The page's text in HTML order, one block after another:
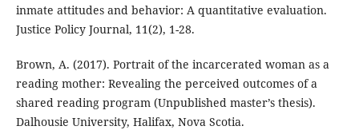
inmate attitudes and behavior: A quantitative evaluation.
Justice Policy Journal, 11(2), 1-28.
Brown, A. (2017). Portrait of the incarcerated woman as a
reading mother: Revealing the perceived outcomes of a
shared reading program (Unpublished master’s thesis).
Dalhousie University, Halifax, Nova Scotia.